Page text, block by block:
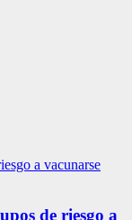
de riesgo a